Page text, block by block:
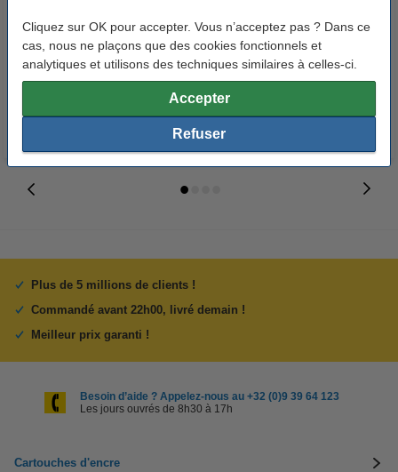
Cliquez sur OK pour accepter. Vous n’acceptez pas ? Dans ce
cas, nous ne plaçons que des cookies fonctionnels et
analytiques et utilisons des techniques similaires à celles-ci.
Accepter
Refuser
(d'origine) - noir mat
34,50 €
(d'origine) - cyan
34,50 €
Plus de 5 millions de clients !
Commandé avant 22h00, livré demain !
Meilleur prix garanti !
Besoin d’aide ? Appelez-nous au +32 (0)9 39 64 123
Les jours ouvrés de 8h30 à 17h
Cartouches d'encre